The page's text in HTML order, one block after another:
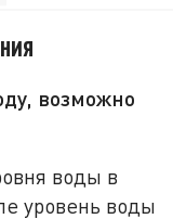
возможно
воды в
уровень воды